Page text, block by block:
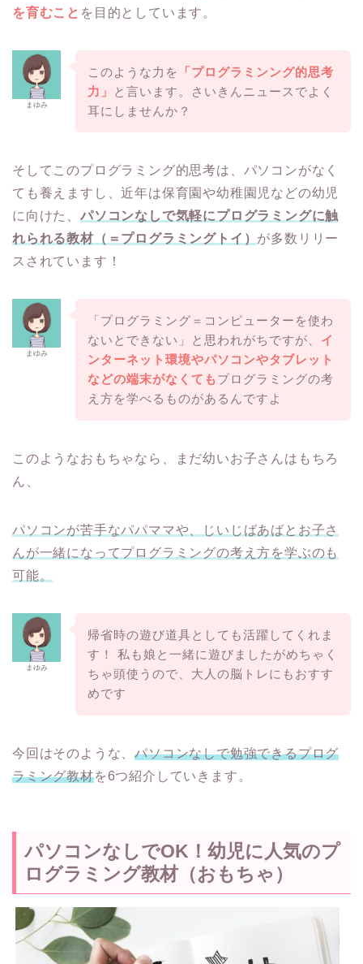
を育むこと を目的としています。
まゆみ
このような力を
「プログラミンング的思考
力」
と言います。さいきんニュースでよく
耳にしませんか？
そしてこのプログラミング的思考は、パソコンがなく
ても養えますし、近年は保育園や幼稚園児などの幼児
に向けた、 パソコンなしで気軽にプログラミングに触
れられる教材（＝プログラミングトイ） が多数リリー
スされています！
まゆみ
「プログラミング＝コンピューターを使わ
ないとできない」と思われがちですが、 イ
ンターネット環境やパソコンやタブレット
などの端末がなくてもプログラミングの考
え方を学べるものがあるんですよ
このようなおもちゃなら、まだ幼いお子さんはもちろ
ん、
パソコンが苦手なパパママや、じいじばあばとお子さ
んが一緒になってプログラミングの考え方を学ぶのも
可能。
まゆみ
帰省時の遊び道具としても活躍してくれま
す！ 私も娘と一緒に遊びましたがめちゃく
ちゃ頭使うので、大人の脳トレにもおすす
めです
今回はそのような、パソコンなしで勉強できるプログ
ラミング教材を6つ紹介していきます。
パソコンなしでOK！幼児に人気のプ
ログラミング教材（おもちゃ）